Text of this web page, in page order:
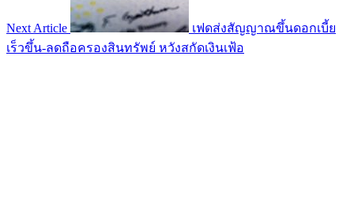
Next Article
เฟดส่งสัญญาณขึ้นดอกเบี้ย
เร็วขึ้น-ลดถือครองสินทรัพย์ หวังสกัดเงินเฟ้อ